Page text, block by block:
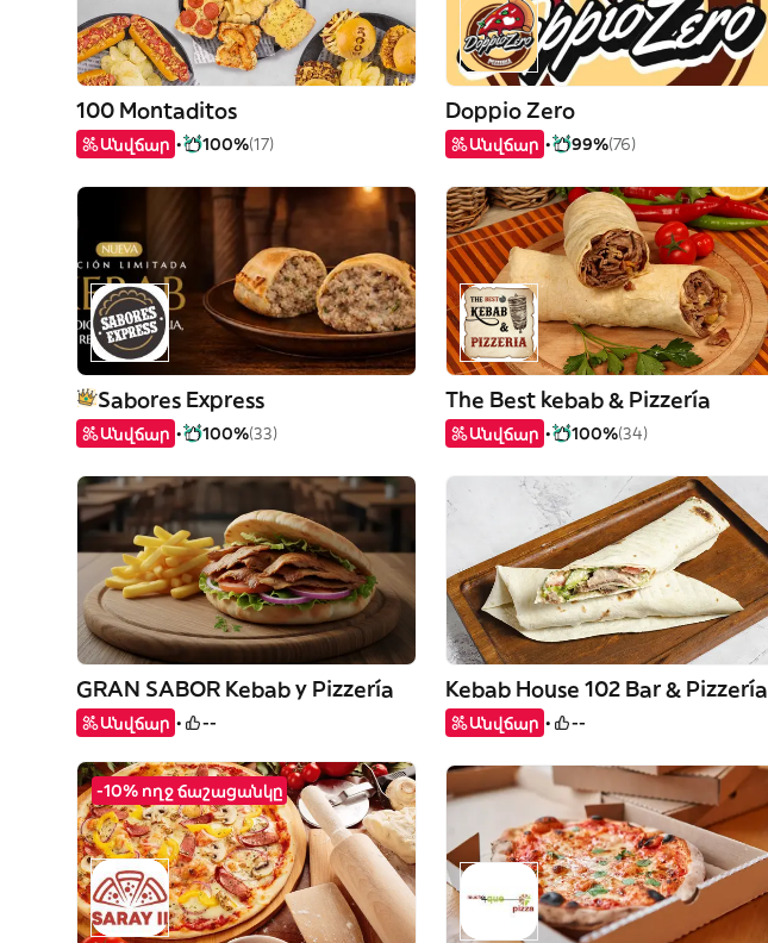
100 Montaditos
Անվճար 100%(17)
Doppio Zero
Անվճար 99%(76)
Sabores Express
Անվճար 100%(33)
The Best kebab & Pizzería
Անվճար 100%(34)
GRAN SABOR Kebab y Pizzería
Անվճար --
Kebab House 102 Bar & Pizzería
Անվճար --
-10% ողջ ճաշացանկը